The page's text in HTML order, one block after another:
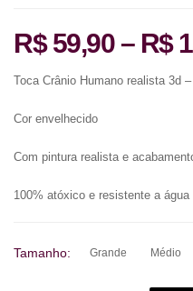
R$59,90 – R$
Toca Crânio Humano realista 3d
Cor envelhecido
Com pintura realista e
100% atóxico e resistente a água
Tamanho: Grande Médio